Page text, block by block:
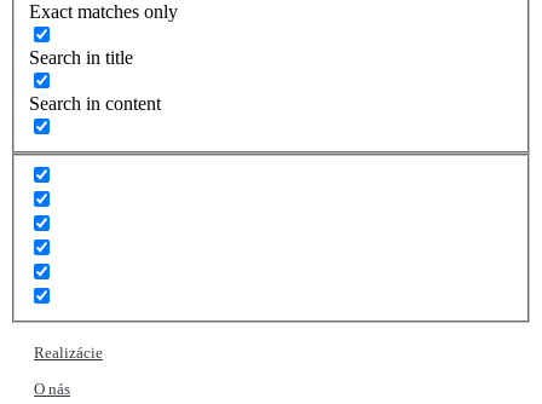
Exact matches only
Search in title
Search in content
Realizácie
O nás